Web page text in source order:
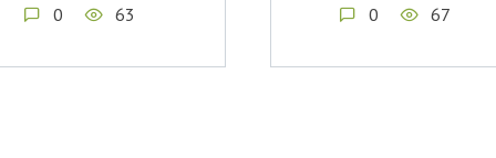
0 63 0 67